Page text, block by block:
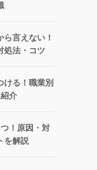
言えない！
処法・コツ
ける！職業別
介
！原因・対
を解説